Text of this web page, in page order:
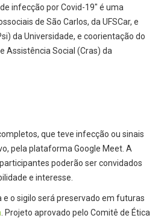
infecção por Covid-19" é uma
de São Carlos, da UFSCar, e
da Universidade, e coorientação do
Assistência Social (Cras) da
que teve infecção ou sinais
pela plataforma Google Meet. A
poderão ser convidados
e interesse.
e o sigilo será preservado em futuras
. Projeto aprovado pelo Comitê de Ética